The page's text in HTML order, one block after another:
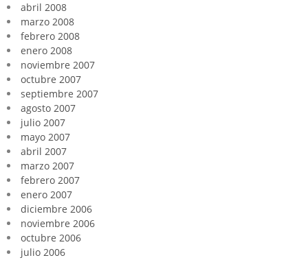
abril 2008
marzo 2008
febrero 2008
enero 2008
noviembre 2007
octubre 2007
septiembre 2007
agosto 2007
julio 2007
mayo 2007
abril 2007
marzo 2007
febrero 2007
enero 2007
diciembre 2006
noviembre 2006
octubre 2006
julio 2006